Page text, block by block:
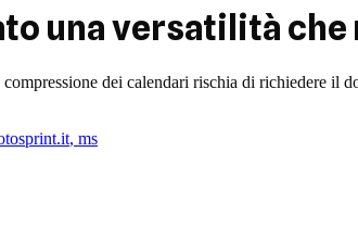
una versatilità
dei calendari rischia di richiedere il
, ms